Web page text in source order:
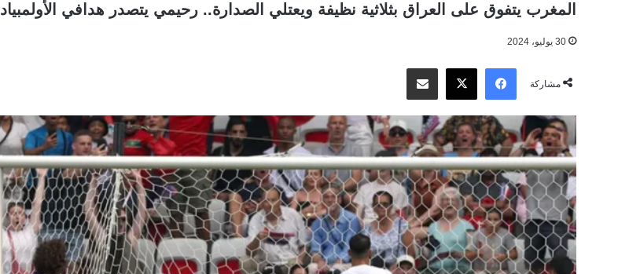
المغرب يتفوق على العراق بثلاثية نظيفة ويعتلي الصدارة.. رحيمي يتصدر هدافي الأولمبياد
30 يوليو، 2024
مشاركة
فيسبوك
‫X مشاركة عبر البريد